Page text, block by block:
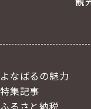
よなばるの魅力
特集記事
ふるさと納税